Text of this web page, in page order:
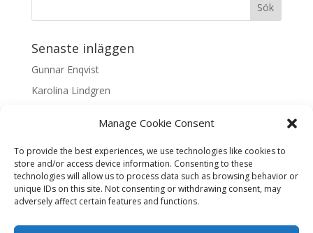
Manage Cookie Consent
To provide the best experiences, we use technologies like cookies to
store and/or access device information. Consenting to these
technologies will allow us to process data such as browsing behavior or
unique IDs on this site. Not consenting or withdrawing consent, may
adversely affect certain features and functions.
Senaste inläggen
Gunnar Enqvist
Karolina Lindgren
Samaneh Shabani Åhrling
Textarkiv
Textarkiv